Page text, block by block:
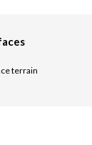
terrain